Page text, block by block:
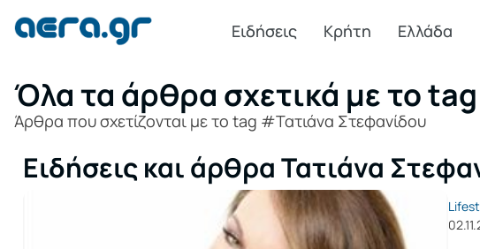
Ειδήσεις Κρήτη Ελλάδα
Όλα τα άρθρα σχετικά με το
Άρθρα που σχετίζονται με το tag #Τατιάνα Στεφανίδου
Ειδήσεις και άρθρα Τατιάνα